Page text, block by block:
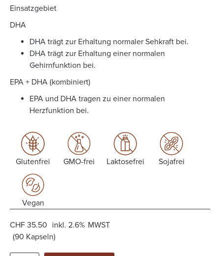
Einsatzgebiet
DHA
DHA trägt zur Erhaltung normaler Sehkraft bei.
DHA trägt zur Erhaltung einer normalen
Gehirnfunktion bei.
EPA + DHA (kombiniert)
EPA und DHA tragen zu einer normalen
Herzfunktion bei.
Glutenfrei GMO-frei Laktosefrei Sojafrei
Vegan
CHF 35.50 inkl. 2.6% MWST
(90 Kapseln)